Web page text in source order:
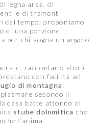
legna arsa, di
e di tramonti
tempo, proponiamo
di una porzione
per chi sogna un angolo
raccontano storie
con facilità ad
di montagna:
secondo il
casa batte attorno al
stube dolomitica che
l’anima.